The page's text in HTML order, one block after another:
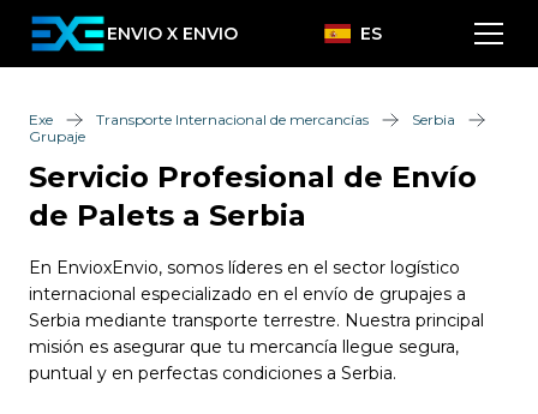
ENVIO X ENVIO ES
Exe Transporte Internacional de mercancías
Serbia
Grupaje
Servicio Profesional de Envío
de Palets a Serbia
En EnvioxEnvio, somos líderes en el sector logístico
internacional especializado en el envío de grupajes a
Serbia mediante transporte terrestre. Nuestra principal
misión es asegurar que tu mercancía llegue segura,
puntual y en perfectas condiciones a Serbia.